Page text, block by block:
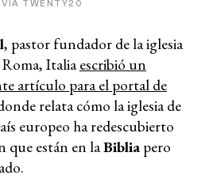
VÍA TWENTY20
, pastor fundador de la iglesia
Italia escribió un
artículo para el portal de
relata cómo la iglesia de
europeo ha redescubierto
que están en laBibliapero